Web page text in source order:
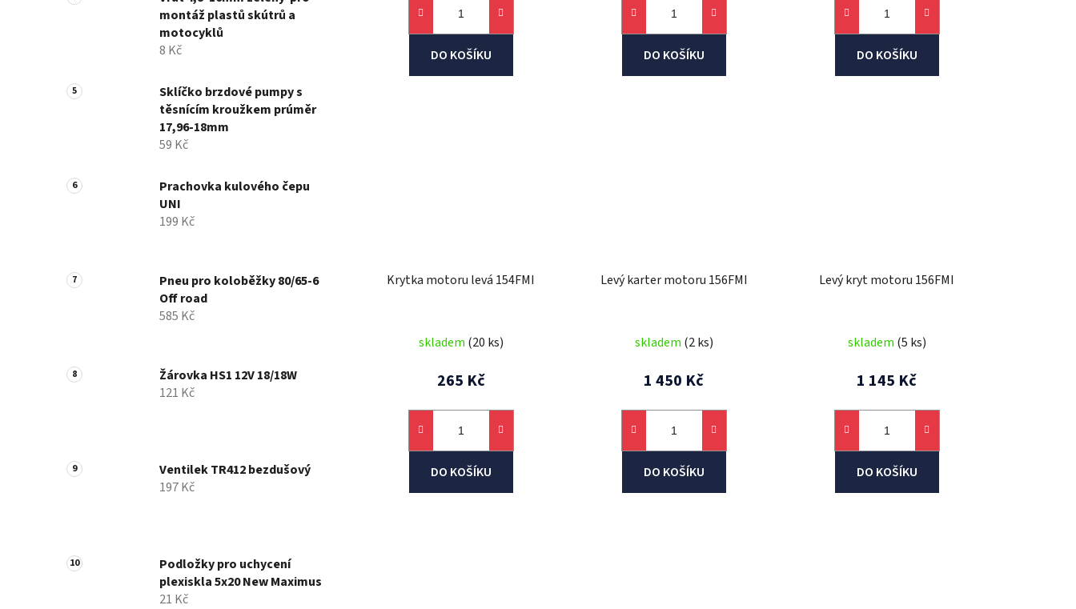
montáž plastů skútrů a
motocyklů
8 Kč
Sklíčko brzdové pumpy s
těsnícím kroužkem prúměr
17,96-18mm
59 Kč
Prachovka kulového čepu
UNI
199 Kč
Pneu pro koloběžky 80/65-6
Off road
585 Kč
Žárovka HS1 12V 18/18W
121 Kč
Ventilek TR412 bezdušový
197 Kč
Podložky pro uchycení
plexiskla 5x20 New Maximus
21 Kč
DO KOŠÍKU DO KOŠÍKU DO KOŠÍKU
Krytka motoru levá 154FMI
skladem (20 ks)
265 Kč
DO KOŠÍKU
Levý karter motoru 156FMI
skladem (2 ks)
1 450 Kč
DO KOŠÍKU
Levý kryt motoru 156FMI
skladem (5 ks)
1 145 Kč
DO KOŠÍKU